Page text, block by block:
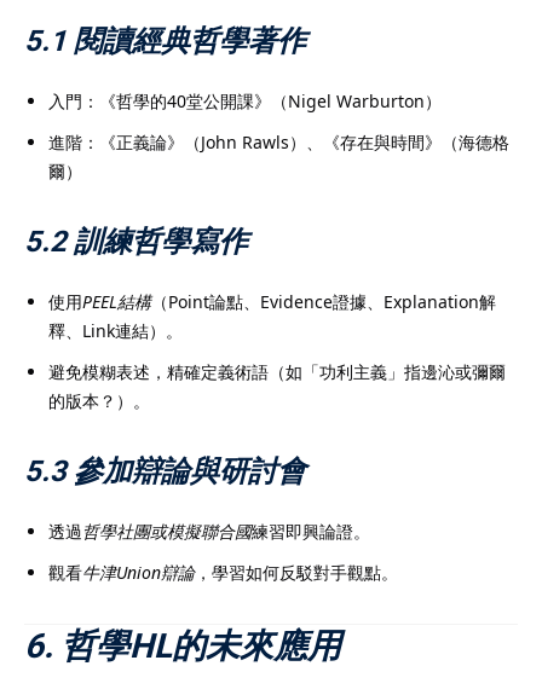
5.1 閱讀經典哲學著作
入門：《哲學的40堂公開課》（Nigel Warburton）
進階：《正義論》（John Rawls）、《存在與時間》（海德格
爾）
5.2 訓練哲學寫作
使用PEEL結構（Point論點、Evidence證據、Explanation解
釋、Link連結）。
避免模糊表述，精確定義術語（如「功利主義」指邊沁或彌爾
的版本？）。
5.3 參加辯論與研討會
透過哲學社團或模擬聯合國練習即興論證。
觀看牛津Union辯論，學習如何反駁對手觀點。
6. 哲學HL的未來應用